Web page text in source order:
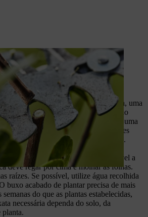
de buxo: regar e
dias depois de o aparar. Nesta altura, uma
ajuda a assegurar uma recuperação
sua sebe mais resiliente, uma vez que uma
com um bom crescimento e raízes
protegida contra possíveis pragas.
proteger contra pragas é a rega
errado é tornar o seu buxo suscetível a
deve regar por cima e molhar as folhas.
raízes. Se possível, utilize água recolhida
buxo acabado de plantar precisa de mais
do que as plantas estabelecidas,
necessária dependa do solo, da
planta.